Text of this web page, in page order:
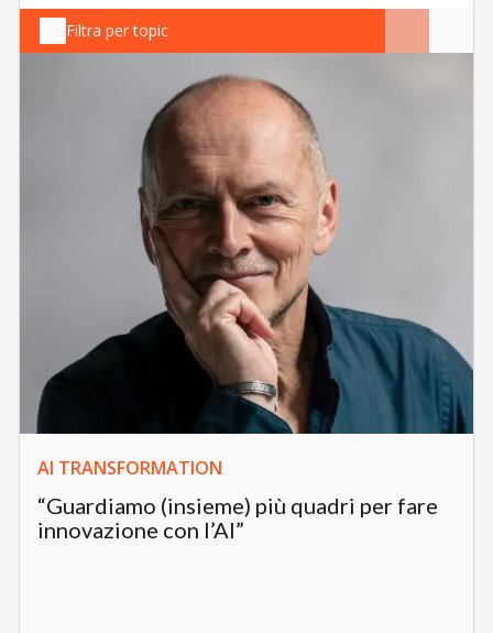
Filtra per topic
AI TRANSFORMATION
“Guardiamo (insieme) più quadri per fare
innovazione con l’AI”